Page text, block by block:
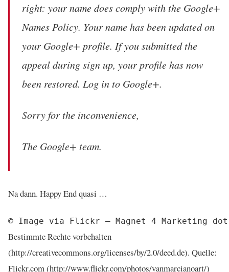
right: your name does comply with the Google+
Names Policy. Your name has been updated on
your Google+ profile. If you submitted the
appeal during sign up, your profile has now
been restored. Log in to Google+.
Sorry for the inconvenience,
The Google+ team.
Na dann. Happy End quasi …
Bestimmte Rechte vorbehalten
(http://creativecommons.org/licenses/by/2.0/deed.de). Quelle:
Flickr.com (http://www.flickr.com/photos/vanmarcianoart/)